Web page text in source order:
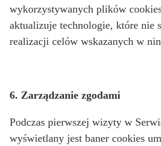
wykorzystywanych plików
aktualizuje technologie, które nie
realizacji celów wskazanych w
6. Zarządzanie zgodami
Podczas pierwszej wizyty w
wyświetlany jest baner cookies